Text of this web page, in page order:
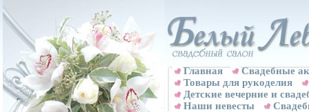
Главная
Свадебные
Товары для рукоделия
Детские вечерние и
Наши невесты